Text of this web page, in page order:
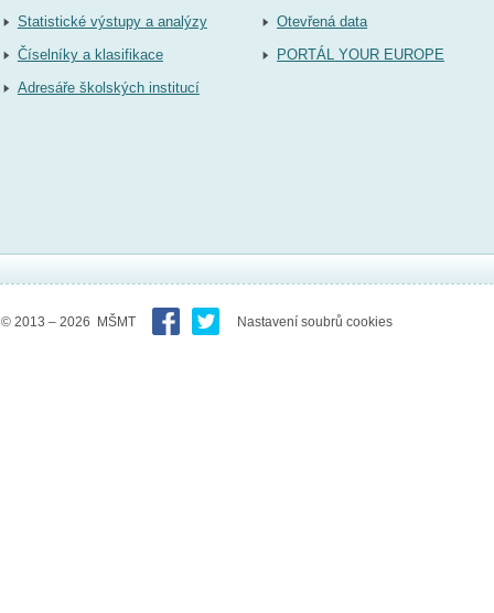
Statistické výstupy a analýzy
Číselníky a klasifikace
Adresáře školských institucí
Otevřená data
PORTÁL YOUR EUROPE
© 2013 – 2026 MŠMT Nastavení soubrů cookies